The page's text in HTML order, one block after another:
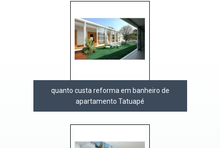
quanto custa reforma em banheiro de
apartamento Tatuapé